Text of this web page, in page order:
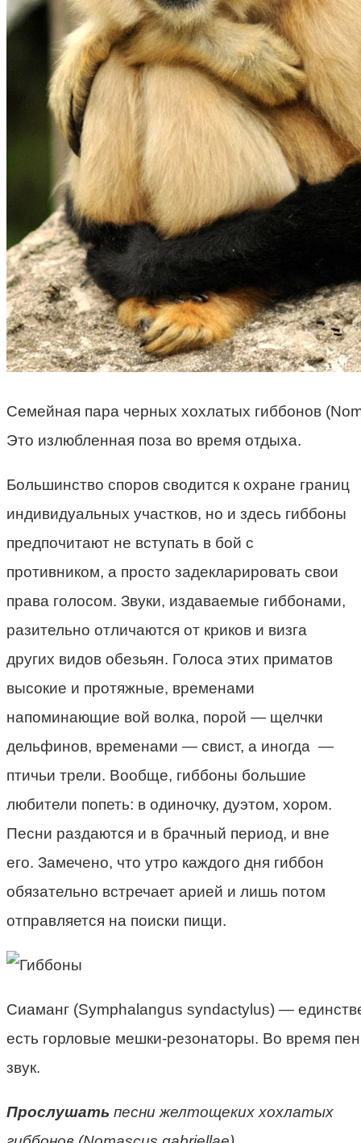
Семейная пара черных хохлатых гиббонов
Это излюбленная поза во время отдыха.
Большинство споров сводится к охране границ
индивидуальных участков, но и здесь гиббоны
предпочитают не вступать в бой с
противником, а просто задекларировать свои
права голосом. Звуки, издаваемые гиббонами,
разительно отличаются от криков и визга
других видов обезьян. Голоса этих приматов
высокие и протяжные, временами
напоминающие вой волка, порой — щелчки
дельфинов, временами — свист, а иногда —
птичьи трели. Вообще, гиббоны большие
любители попеть: в одиночку, дуэтом, хором.
Песни раздаются и в брачный период, и вне
его. Замечено, что утро каждого дня гиббон
обязательно встречает арией и лишь потом
отправляется на поиски пищи.
Сиаманг (Symphalangus syndactylus) —
есть горловые мешки-резонаторы. Во время
звук.
Прослушать песни желтощеких хохлатых